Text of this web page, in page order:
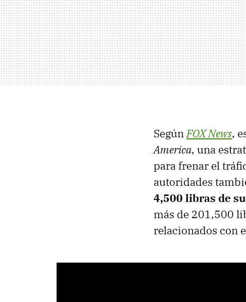
SegúnFOX News,
America, una
para frenar el
autoridades
4,500 libras de
más de 201,500
relacionados con